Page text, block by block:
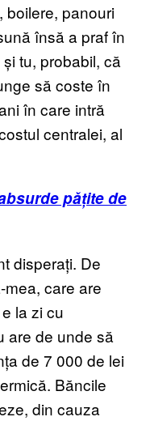
boilere, panouri
însă a praf în
tu, probabil, că
să coste în
în care intră
centralei, al
pățite de
disperați. De
care are
la zi cu
are de unde să
de 7 000 de lei
Băncile
din cauza